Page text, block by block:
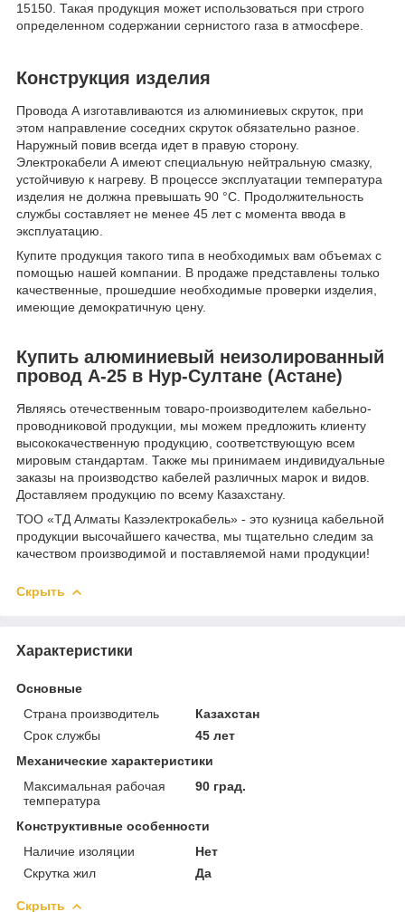
15150. Такая продукция может использоваться при строго
определенном содержании сернистого газа в атмосфере.
Конструкция изделия
Провода А изготавливаются из алюминиевых скруток, при
этом направление соседних скруток обязательно разное.
Наружный повив всегда идет в правую сторону.
Электрокабели А имеют специальную нейтральную смазку,
устойчивую к нагреву. В процессе эксплуатации температура
изделия не должна превышать 90 °С. Продолжительность
службы составляет не менее 45 лет с момента ввода в
эксплуатацию.
Купите продукция такого типа в необходимых вам объемах с
помощью нашей компании. В продаже представлены только
качественные, прошедшие необходимые проверки изделия,
имеющие демократичную цену.
Купить алюминиевый неизолированный
провод А-25 в Нур-Султане (Астане)
Являясь отечественным товаро-производителем кабельно-
проводниковой продукции, мы можем предложить клиенту
высококачественную продукцию, соответствующую всем
мировым стандартам. Также мы принимаем индивидуальные
заказы на производство кабелей различных марок и видов.
Доставляем продукцию по всему Казахстану.
ТОО «ТД Алматы Казэлектрокабель» - это кузница кабельной
продукции высочайшего качества, мы тщательно следим за
качеством производимой и поставляемой нами продукции!
Скрыть
Характеристики
Основные
Страна производитель
Казахстан
Срок службы
45 лет
Механические характеристики
Максимальная рабочая
температура
90 град.
Конструктивные особенности
Наличие изоляции
Нет
Скрутка жил
Да
Скрыть